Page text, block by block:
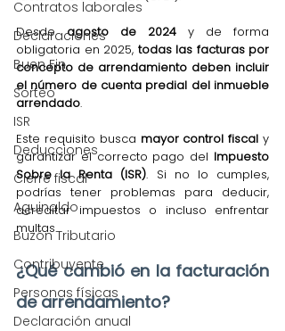
Contratos laborales
Declaraciones
Buen Fin
Sorteo
ISR
Deducciones
Cierre fiscal
Aguinaldo
Buzón Tributario
Contribuyente
Personas físicas
Declaración anual
Desde agosto de 2024 y de forma
obligatoria en 2025, todas las facturas por
concepto de arrendamiento deben incluir
el número de cuenta predial del inmueble
arrendado.
Este requisito busca mayor control fiscal y
garantizar el correcto pago del Impuesto
Sobre la Renta (ISR). Si no lo cumples,
podrías tener problemas para deducir,
acreditar impuestos o incluso enfrentar
multas.
¿Qué cambió en la facturación
de arrendamiento?